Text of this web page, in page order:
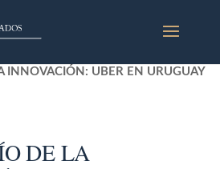
INNOVACIÓN: UBER EN URUGUAY
DE LA